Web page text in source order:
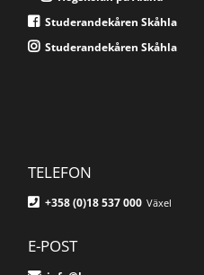
Studerandekåren Skåhla
Studerandekåren Skåhla
TELEFON
+358 (0)18 537 000 Växel
E-POST